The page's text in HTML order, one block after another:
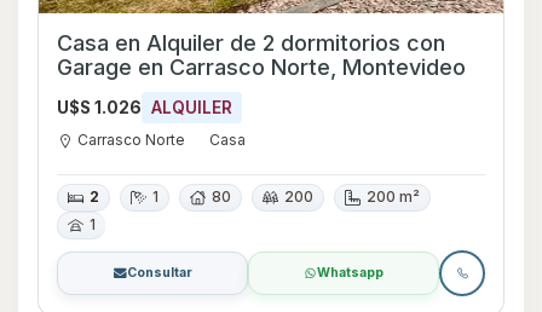
Casa en Alquiler de 2 dormitorios con
Garage en Carrasco Norte, Montevideo
U$S 1.026 ALQUILER
Carrasco Norte Casa
2 1 80 200
200 m²
1
Consultar Whatsapp